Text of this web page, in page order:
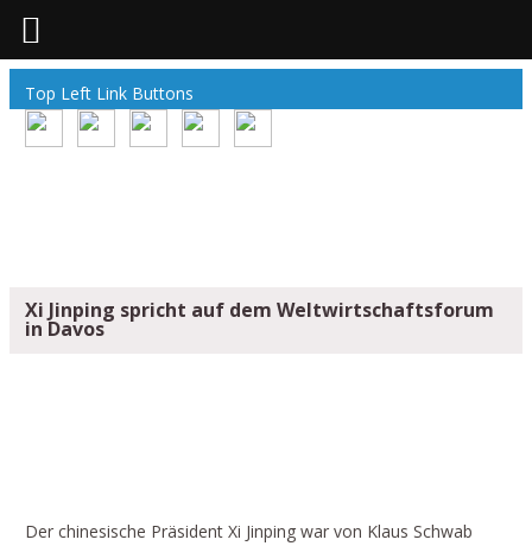
Top Left Link Buttons
Xi Jinping spricht auf dem Weltwirtschaftsforum
in Davos
Der chinesische Präsident Xi Jinping war von Klaus Schwab